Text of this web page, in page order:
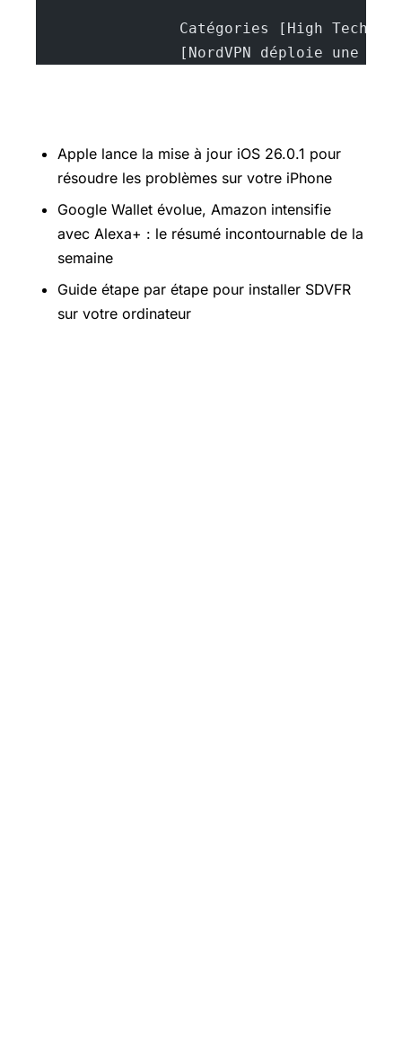
[NordVPN déploie une
Apple lance la mise à jour iOS 26.0.1 pour
résoudre les problèmes sur votre iPhone
Google Wallet évolue, Amazon intensifie
avec Alexa+ : le résumé incontournable de la
semaine
Guide étape par étape pour installer SDVFR
sur votre ordinateur